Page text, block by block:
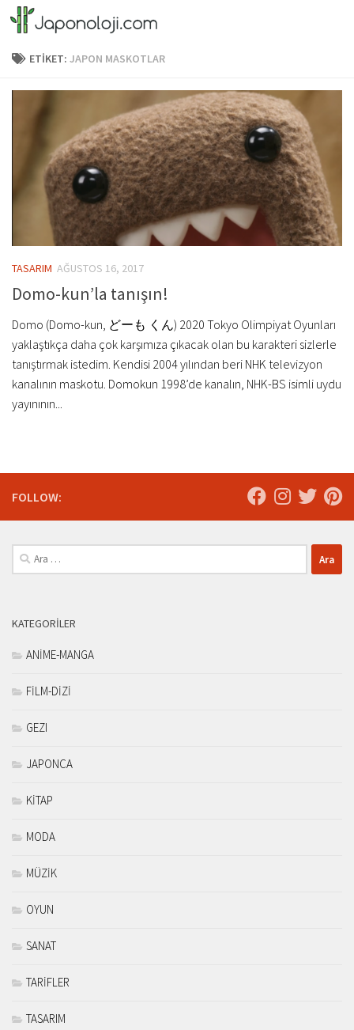
Skip to content
ETIKET: JAPON MASKOTLAR
TASARIM AĞUSTOS 16, 2017
Domo-kun’la tanışın!
Domo (Domo-kun, どーも くん) 2020 Tokyo Olimpiyat Oyunları
yaklaştıkça daha çok karşımıza çıkacak olan bu karakteri sizlerle
tanıştırmak istedim. Kendisi 2004 yılından beri NHK televizyon
kanalının maskotu. Domokun 1998’de kanalın, NHK-BS isimli uydu
yayınının...
FOLLOW:
Arama:
KATEGORILER
ANİME-MANGA
FİLM-DİZİ
GEZI
JAPONCA
KİTAP
MODA
MÜZİK
OYUN
SANAT
TARİFLER
TASARIM